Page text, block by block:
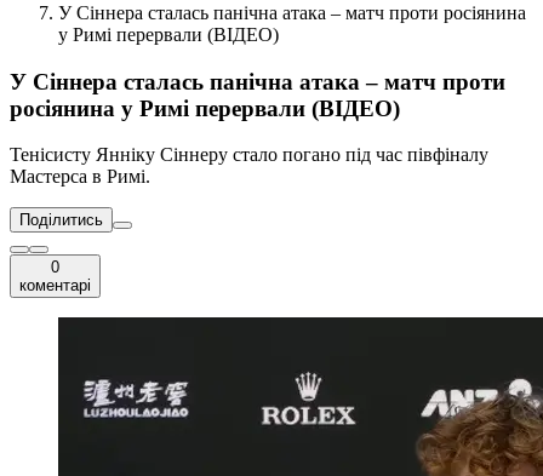
У Сіннера сталась панічна атака – матч проти росіянина
у Римі перервали (ВІДЕО)
У Сіннера сталась панічна атака – матч проти
росіянина у Римі перервали (ВІДЕО)
Тенісисту Янніку Сіннеру стало погано під час півфіналу
Мастерса в Римі.
Поділитись
0
коментарі